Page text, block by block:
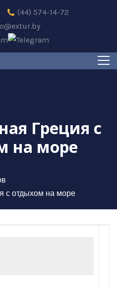
(44) 574-14-72
Греция с
на море
с отдыхом на море